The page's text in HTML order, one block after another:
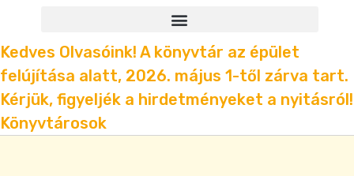
Kedves Olvasóink! A könyvtár az épület
felújítása alatt, 2026. május 1-től zárva tart.
Kérjük, figyeljék a hirdetményeket a nyitásról!
Könyvtárosok